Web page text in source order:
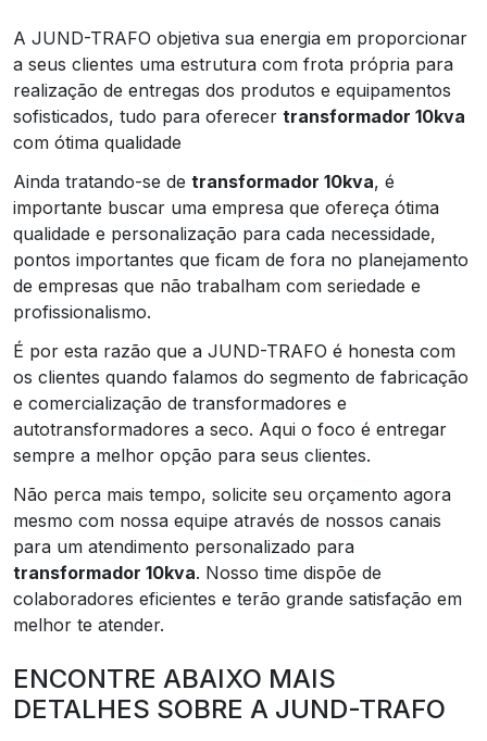
A JUND-TRAFO objetiva sua energia em proporcionar
a seus clientes uma estrutura com frota própria para
realização de entregas dos produtos e equipamentos
sofisticados, tudo para oferecer transformador 10kva
com ótima qualidade
Ainda tratando-se de transformador 10kva, é
importante buscar uma empresa que ofereça ótima
qualidade e personalização para cada necessidade,
pontos importantes que ficam de fora no planejamento
de empresas que não trabalham com seriedade e
profissionalismo.
É por esta razão que a JUND-TRAFO é honesta com
os clientes quando falamos do segmento de fabricação
e comercialização de transformadores e
autotransformadores a seco. Aqui o foco é entregar
sempre a melhor opção para seus clientes.
Não perca mais tempo, solicite seu orçamento agora
mesmo com nossa equipe através de nossos canais
para um atendimento personalizado para
transformador 10kva. Nosso time dispõe de
colaboradores eficientes e terão grande satisfação em
melhor te atender.
ENCONTRE ABAIXO MAIS
DETALHES SOBRE A JUND-TRAFO